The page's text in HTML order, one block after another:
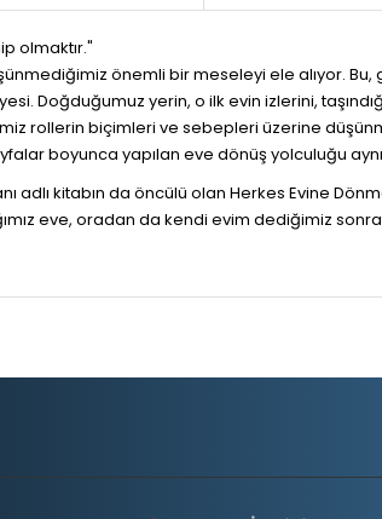
olmaktır."
önemli bir meseleyi ele alıyor. Bu,
Doğduğumuz yerin, o ilk evin izlerini,
rollerin biçimleri ve sebepleri üzerine
boyunca yapılan eve dönüş yolculuğu
adlı kitabın da öncülü olan Herkes Evine
eve, oradan da kendi evim dediğimiz